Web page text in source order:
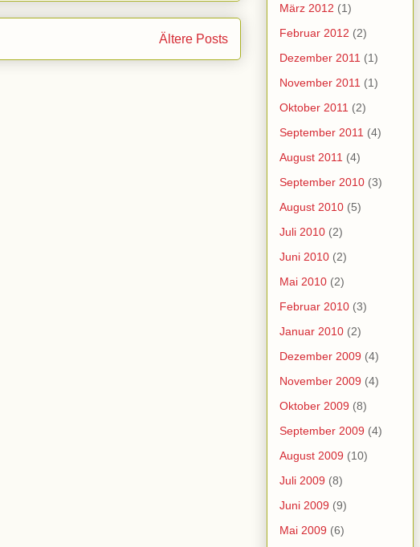
Ältere Posts
März 2012 (1)
Februar 2012 (2)
Dezember 2011 (1)
November 2011 (1)
Oktober 2011 (2)
September 2011 (4)
August 2011 (4)
September 2010 (3)
August 2010 (5)
Juli 2010 (2)
Juni 2010 (2)
Mai 2010 (2)
Februar 2010 (3)
Januar 2010 (2)
Dezember 2009 (4)
November 2009 (4)
Oktober 2009 (8)
September 2009 (4)
August 2009 (10)
Juli 2009 (8)
Juni 2009 (9)
Mai 2009 (6)